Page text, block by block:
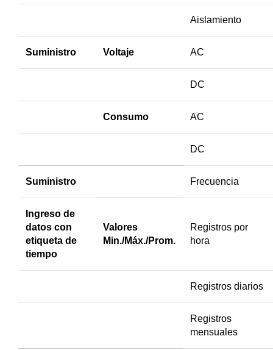
Aislamiento
Suministro Voltaje AC
DC
Consumo AC
DC
Suministro Frecuencia
Ingreso de
datos con
etiqueta de
tiempo
Valores
Min./Máx./Prom.
Registros por
hora
Registros diarios
Registros
mensuales